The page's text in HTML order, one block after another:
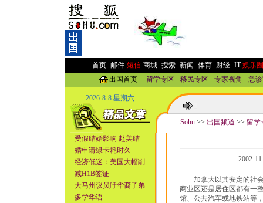
首页- 邮件-短信-商城- 搜索-新闻- 体育-财经- IT-娱乐圈
出国首页
留学专区- 移民专区- 专家视角 - 急
2026-8-8 星期六
受假结婚影响 赴美结
婚申请绿卡耗时久
经济低迷：美国大幅削
减H1B签证
大马州议员吁华裔子弟
多学华语
Sohu >> 出国频道 >> 留学
2002-
加拿大以其安定的社会
商业区还是居住区都有一
馆、公共汽车或地铁站等